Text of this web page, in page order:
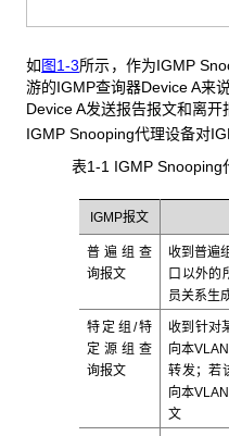
如图1-3所示，作为IGMP
游的IGMP查询器Device A来
Device A发送报告报文和离开
IGMP Snooping代理设备对
表1-1 IGMP Snooping
IGMP报文
普遍组查
询报文
收到普遍
口以外的
员关系生
特定组/特
定源组查
询报文
收到针对
向本
转发；若
向本
文